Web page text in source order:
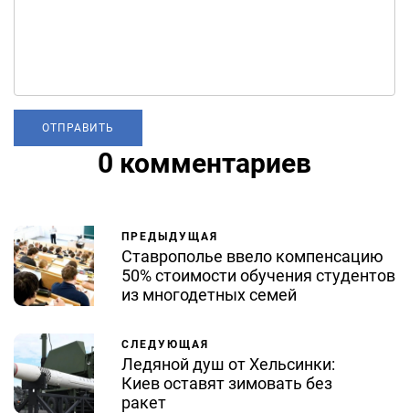
0 комментариев
ПРЕДЫДУЩАЯ
Ставрополье ввело компенсацию
50% стоимости обучения студентов
из многодетных семей
СЛЕДУЮЩАЯ
Ледяной душ от Хельсинки:
Киев оставят зимовать без
ракет